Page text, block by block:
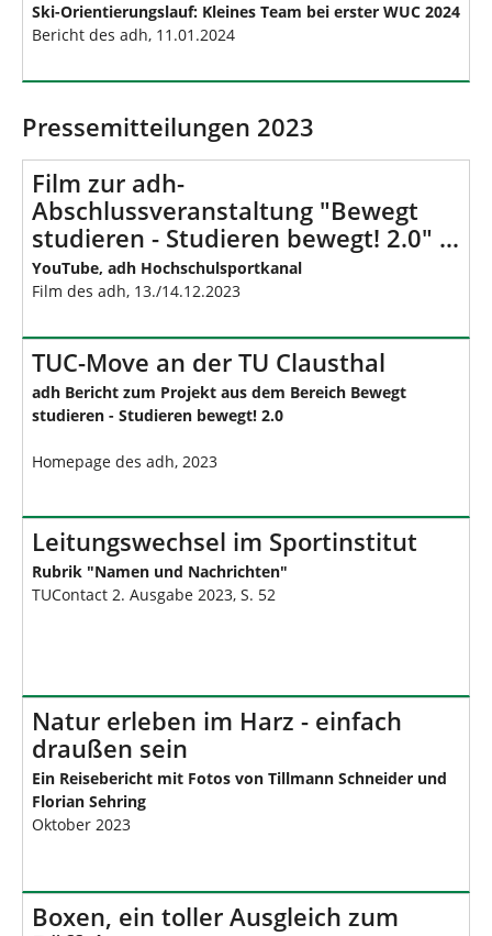
Ski-Orientierungslauf: Kleines Team bei erster WUC 2024
Bericht des adh, 11.01.2024
Pressemitteilungen 2023
Film zur adh-
Abschlussveranstaltung "Bewegt
studieren - Studieren bewegt! 2.0" …
YouTube, adh Hochschulsportkanal
Film des adh, 13./14.12.2023
TUC-Move an der TU Clausthal
adh Bericht zum Projekt aus dem Bereich Bewegt
studieren - Studieren bewegt! 2.0
Homepage des adh, 2023
Leitungswechsel im Sportinstitut
Rubrik "Namen und Nachrichten"
TUContact 2. Ausgabe 2023, S. 52
Natur erleben im Harz - einfach
draußen sein
Ein Reisebericht mit Fotos von Tillmann Schneider und
Florian Sehring
Oktober 2023
Boxen, ein toller Ausgleich zum